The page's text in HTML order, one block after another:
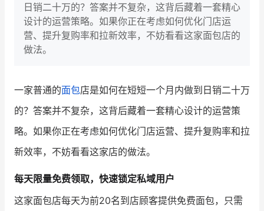
增长产品指南
智库 产品场景库
行业洞察
品牌消费观 行业报告
培训课程
私域课程 新零售内参
日销二十万的？答案并不复杂，这背后藏着一套精心
设计的运营策略。如果你正在考虑如何优化门店运
营、提升复购率和拉新效率，不妨看看这家面包店的
做法。
一家普通的面包店是如何在短短一个月内做到日销二十万
的？答案并不复杂，这背后藏着一套精心设计的运营策
略。如果你正在考虑如何优化门店运营、提升复购率和拉
新效率，不妨看看这家店的做法。
每天限量免费领取，快速锁定私域用户
这家面包店每天为前20名到店顾客提供免费面包，只需